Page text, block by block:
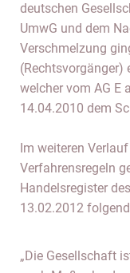
deutschen
UmwG und dem
Verschmelzung
(Rechtsvorgänger)
welcher vom AG E
14.04.2010 dem
Im weiteren
Verfahrensregeln
Handelsregister
13.02.2012
„Die Gesellschaft